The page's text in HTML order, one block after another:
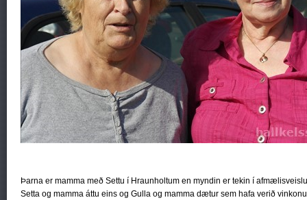
Þarna er mamma með Settu í Hraunholtum en myndin er tekin í
Setta og mamma áttu eins og Gulla og mamma dætur sem hafa verið